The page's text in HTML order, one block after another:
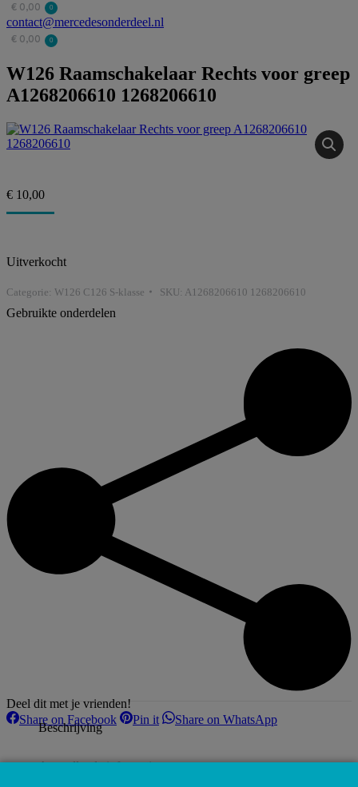
€ 0,00 0
contact@mercedesonderdeel.nl
€ 0,00 0
W126 Raamschakelaar Rechts voor greep
A1268206610 1268206610
€ 10,00
Uitverkocht
Categorie: W126 C126 S-klasse SKU: A1268206610 1268206610
Gebruikte onderdelen
Deel dit met je vrienden!
Share on FacebookSharePin itShareShare on WhatsAppShare
Beschrijving
Aanvullende informatie